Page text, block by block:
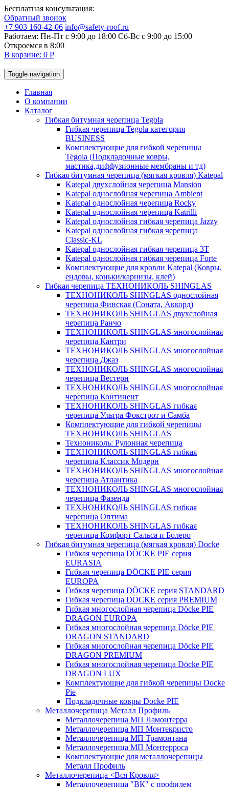
Бесплатная консультация:
Обратный звонок
+7 903 160-42-06 info@safety-roof.ru
Работаем: Пн-Пт с 9:00 до 18:00 Сб-Вс c 9:00 до 15:00
Откроемся в 8:00
В корзине: 0 Р
Toggle navigation
Главная
О компании
Каталог
Гибкая битумная черепица Tegola
Гибкая черепица Tegola категория
BUSINESS
Комплектующие для гибкой черепицы
Tegola (Подкладочные ковры,
мастика,диффузионные мембраны и тд)
Гибкая битумная черепица (мягкая кровля) Katepal
Katepal двухслойная черепица Mansion
Katepal однослойная черепица Ambient
Katepal однослойная черепица Rocky
Katepal однослойная черепица Katrilli
Katepal однослойная гибкая черепица Jazzy
Katepal однослойная гибкая черепица
Classic-KL
Katepal однослойная гибкая черепица 3T
Katepal однослойная гибкая черепица Forte
Комплектующие для кровли Katepal (Ковры,
ендовы, коньки/карнизы, клей)
Гибкая черепица ТЕХНОНИКОЛЬ SHINGLAS
ТЕХНОНИКОЛЬ SHINGLAS однослойная
черепица Финская (Соната, Аккорд)
ТЕХНОНИКОЛЬ SHINGLAS двухслойная
черепица Ранчо
ТЕХНОНИКОЛЬ SHINGLAS многослойная
черепица Кантри
ТЕХНОНИКОЛЬ SHINGLAS многослойная
черепица Джаз
ТЕХНОНИКОЛЬ SHINGLAS многослойная
черепица Вестерн
ТЕХНОНИКОЛЬ SHINGLAS многослойная
черепица Континент
ТЕХНОНИКОЛЬ SHINGLAS гибкая
черепица Ультра Фокстрот и Самба
Комплектующие для гибкой черепицы
ТЕХНОНИКОЛЬ SHINGLAS
Технониколь: Рулонная черепица
ТЕХНОНИКОЛЬ SHINGLAS гибкая
черепица Классик Модерн
ТЕХНОНИКОЛЬ SHINGLAS многослойная
черепица Атлантика
ТЕХНОНИКОЛЬ SHINGLAS многослойная
черепица Фазенда
ТЕХНОНИКОЛЬ SHINGLAS гибкая
черепица Оптима
ТЕХНОНИКОЛЬ SHINGLAS гибкая
черепица Комфорт Сальса и Болеро
Гибкая битумная черепица (мягкая кровля) Docke
Гибкая черепица DÖCKE PIE серия
EURASIA
Гибкая черепица DÖCKE PIE серия
EUROPA
Гибкая черепица DÖCKE серия STANDARD
Гибкая черепица DÖCKE серия PREMIUM
Гибкая многослойная черепица Döcke PIE
DRAGON EUROPA
Гибкая многослойная черепица Döcke PIE
DRAGON STANDARD
Гибкая многослойная черепица Döcke PIE
DRAGON PREMIUM
Гибкая многослойная черепица Döcke PIE
DRAGON LUX
Комплектующие для гибкой черепицы Docke
Pie
Подкладочные ковры Docke PIE
Металлочерепица Металл Профиль
Металлочерепица МП Ламонтерра
Металлочерепица МП Монтекристо
Металлочерепица МП Трамонтана
Металлочерепица МП Монтерроса
Комплектующие для металлочерепицы
Металл Профиль
Металлочерепица <Вся Кровля>
Металлочерепица "ВК" с профилем